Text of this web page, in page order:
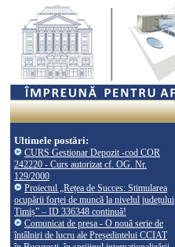
Ultimele postări:
CURS Gestionar Depozit -cod COR
242220 - Curs autorizat cf. OG. Nr.
129/2000
Proiectul „Rețea de Succes: Stimularea
ocupării forței de muncă la nivelul județului
Timiș” – ID 336348 continuă!
Comunicat de presa - O nouă serie de
întâlniri de lucru ale Președintelui CCIAT